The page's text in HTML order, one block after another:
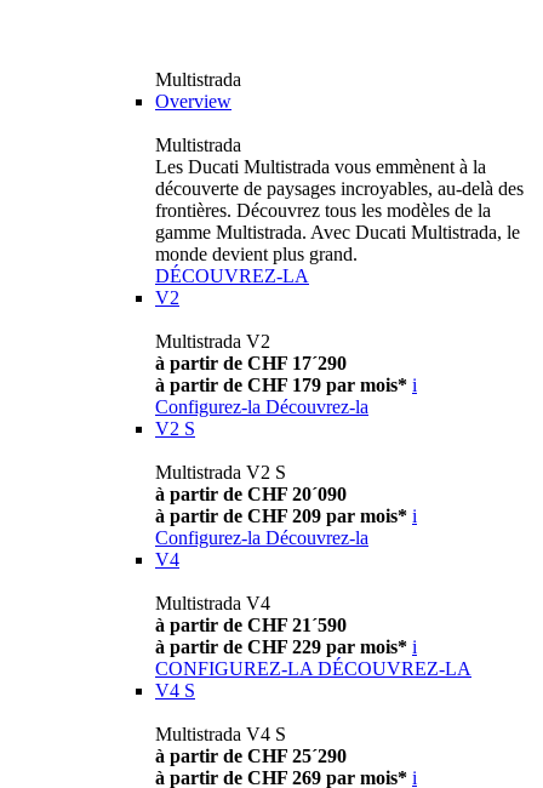
Multistrada
Overview
Multistrada
Les Ducati Multistrada vous emmènent à la
découverte de paysages incroyables, au-delà des
frontières. Découvrez tous les modèles de la
gamme Multistrada. Avec Ducati Multistrada, le
monde devient plus grand.
DÉCOUVREZ-LA
V2
Multistrada V2
à partir de CHF 17´290
à partir de CHF 179 par mois* i
Configurez-la Découvrez-la
V2 S
Multistrada V2 S
à partir de CHF 20´090
à partir de CHF 209 par mois* i
Configurez-la Découvrez-la
V4
Multistrada V4
à partir de CHF 21´590
à partir de CHF 229 par mois* i
CONFIGUREZ-LA DÉCOUVREZ-LA
V4 S
Multistrada V4 S
à partir de CHF 25´290
à partir de CHF 269 par mois* i